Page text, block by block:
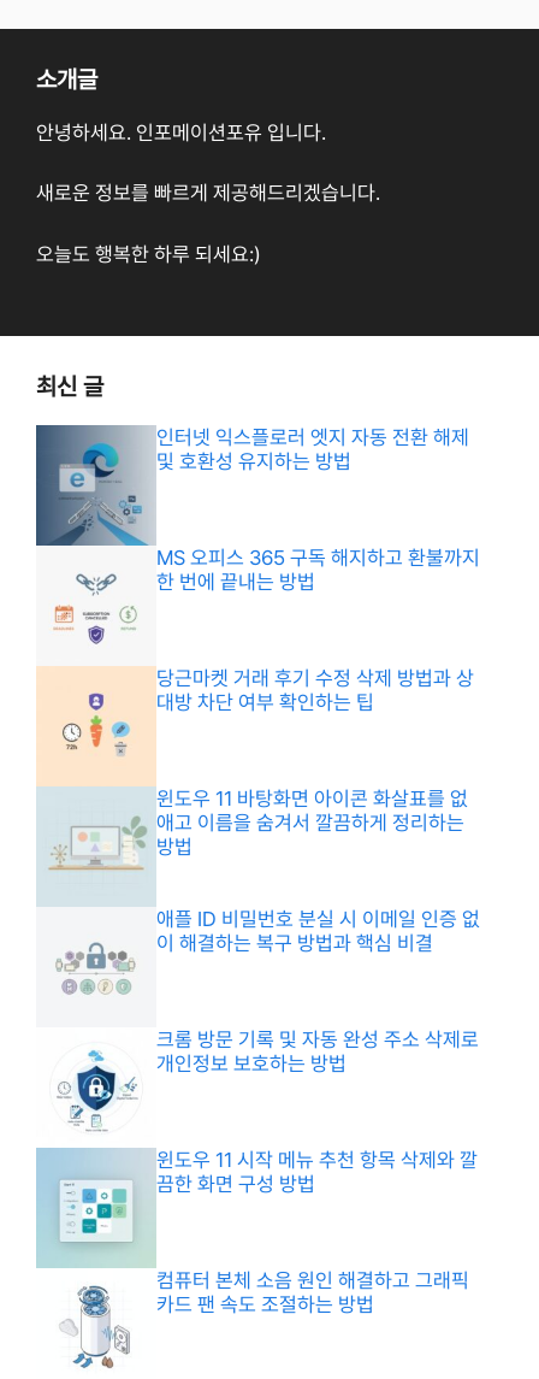
소개글
안녕하세요. 인포메이션포유 입니다.
새로운 정보를 빠르게 제공해드리겠습니다.
오늘도 행복한 하루 되세요:)
최신 글
인터넷 익스플로러 엣지 자동 전환 해제
및 호환성 유지하는 방법
MS 오피스 365 구독 해지하고 환불까지
한 번에 끝내는 방법
당근마켓 거래 후기 수정 삭제 방법과 상
대방 차단 여부 확인하는 팁
윈도우 11 바탕화면 아이콘 화살표를 없
애고 이름을 숨겨서 깔끔하게 정리하는
방법
애플 ID 비밀번호 분실 시 이메일 인증 없
이 해결하는 복구 방법과 핵심 비결
크롬 방문 기록 및 자동 완성 주소 삭제로
개인정보 보호하는 방법
윈도우 11 시작 메뉴 추천 항목 삭제와 깔
끔한 화면 구성 방법
컴퓨터 본체 소음 원인 해결하고 그래픽
카드 팬 속도 조절하는 방법